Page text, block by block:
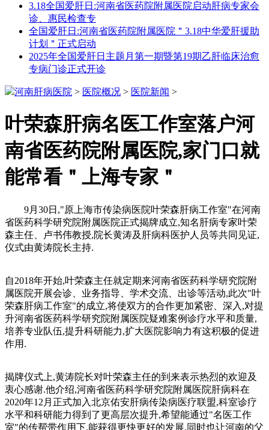
3.18全国爱肝日:河南省医药院附属医院启动肝病专家会
诊、惠民检查专
全国爱肝日:河南省医药院附属医院＂3.18中华爱肝援助
计划＂正式启动
2025年全国爱肝日主题月第一期暨第19期乙肝临床治愈
专病门诊正式开诊
河南肝病医院 > 医院概况 > 医院新闻 >
叶荣森肝病名医工作室落户河
南省医药院附属医院,家门口就
能常看＂上海专家＂
9月30日,"原上海市传染病医院叶荣森肝病工作室"在河南
省医药科学研究院附属医院正式揭牌成立,知名肝病专家叶荣
森主任、卢书伟教授,院长黄涛及肝病科医护人员等共同见证,
仪式由黄涛院长主持.
自2018年开始,叶荣森主任就定期来河南省医药科学研究院附
属医院开展会诊、业务指导、学术交流、出诊等活动,此次"叶
荣森肝病工作室"的成立,将使双方的合作更加紧密、深入,对提
升河南省医药科学研究院附属医院疑难案例诊疗水平和质量,
培养专业队伍,提升科研能力,扩大医院影响力有这积极的促进
作用.
揭牌仪式上,黄涛院长对叶荣森主任的到来表示热烈的欢迎及
衷心感谢.他介绍,河南省医药科学研究院附属医院肝病科在
2020年12月正式加入北京佑安肝病传染病医疗联盟,科室诊疗
水平和科研能力得到了更高层次提升,希望能通过"名医工作
室"的传帮带作用下,能获得更快更好的发展.同时也让河南的父